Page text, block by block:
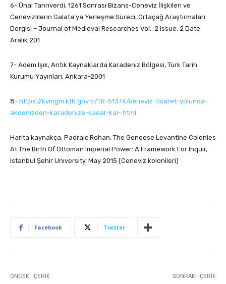
6- Ünal Tanrıverdi, 1261 Sonrası Bizans-Ceneviz İlişkileri ve
Cenevizlilerin Galata’ya Yerleşme Süreci, Ortaçağ Araştırmaları
Dergisi – Journal of Medieval Researches Vol.: 2 Issue: 2 Date:
Aralık 201
7- Adem Işık, Antik Kaynaklarda Karadeniz Bölgesi, Türk Tarih
Kurumu Yayınları, Ankara-2001
8- https://kvmgm.ktb.gov.tr/TR-51374/ceneviz-ticaret-yolunda-
akdenizden-karadenize-kadar-kal-.html
Harita kaynakça: Padraic Rohan, The Genoese Levantine Colonies
At The Birth Of Ottoman Imperial Power: A Framework For Inquir,
Istanbul Şehir Unıversity, May 2015 (Ceneviz kolonileri)
Facebook Twitter
ÖNCEKI İÇERIK SONRAKI İÇERIK